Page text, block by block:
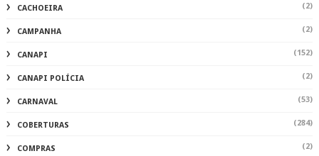
CACHOEIRA (2)
CAMPANHA (2)
CANAPI (152)
CANAPI POLÍCIA (2)
CARNAVAL (53)
COBERTURAS (284)
COMPRAS (2)